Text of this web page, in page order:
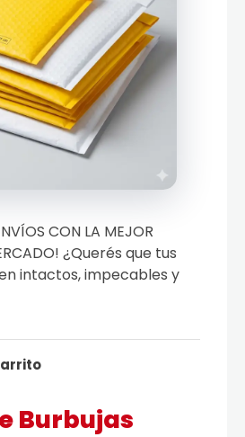
Burbujas
CON LA MEJOR
¿Querés que tus
intactos, impecables y